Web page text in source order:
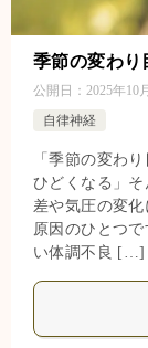
季節の変わり
公開日： 2025年10
自律神経
「季節の変わ
ひどくなる」
差や気圧の変
原因のひとつ
い体調不良 […]